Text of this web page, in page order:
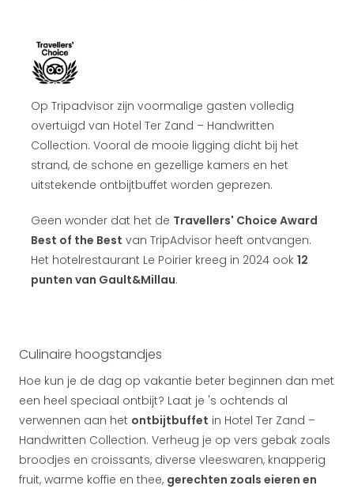
Op Tripadvisor zijn voormalige gasten volledig
overtuigd van Hotel Ter Zand – Handwritten
Collection. Vooral de mooie ligging dicht bij het
strand, de schone en gezellige kamers en het
uitstekende ontbijtbuffet worden geprezen.
Geen wonder dat het de Travellers' Choice Award
Best of the Best van TripAdvisor heeft ontvangen.
Het hotelrestaurant Le Poirier kreeg in 2024 ook 12
punten van Gault&Millau.
Culinaire hoogstandjes
Hoe kun je de dag op vakantie beter beginnen dan met
een heel speciaal ontbijt? Laat je 's ochtends al
verwennen aan het ontbijtbuffet in Hotel Ter Zand –
Handwritten Collection. Verheug je op vers gebak zoals
broodjes en croissants, diverse vleeswaren, knapperig
fruit, warme koffie en thee, gerechten zoals eieren en